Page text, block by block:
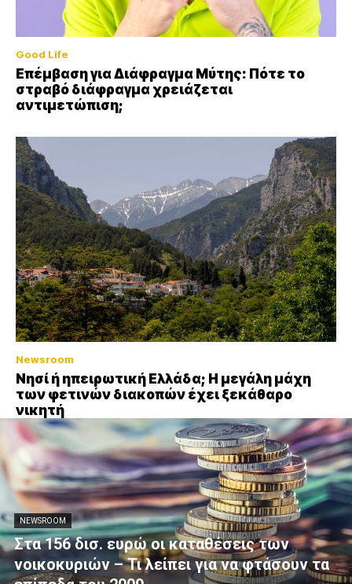
Good Life
Επέμβαση για Διάφραγμα Μύτης: Πότε το
στραβό διάφραγμα χρειάζεται
αντιμετώπιση;
Newsroom
Νησί ή ηπειρωτική Ελλάδα; Η μεγάλη μάχη
των φετινών διακοπών έχει ξεκάθαρο
νικητή
NEWSROOM
Στα 156 δισ. ευρώ οι καταθέσεις των
νοικοκυριών – Τι λείπει για να φτάσουν τα